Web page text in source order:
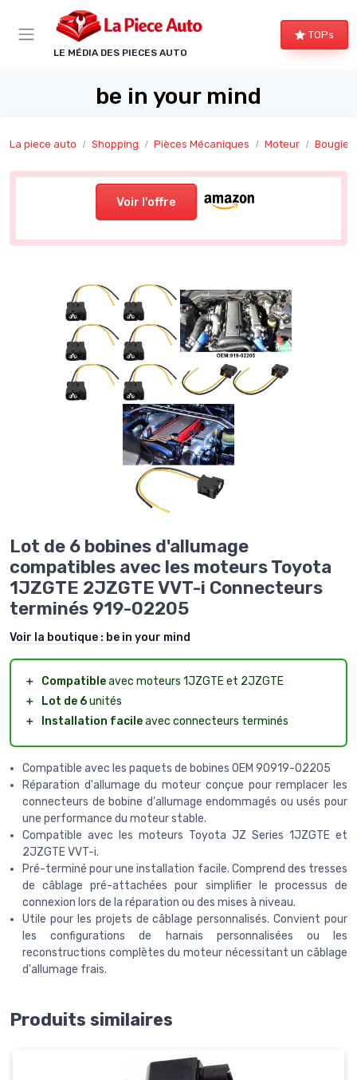
LE MÉDIA DES PIECES AUTO
TOPs
be in your mind
La piece auto Shopping Pièces Mécaniques Moteur
Voir l'offre
Lot de 6 bobines d'allumage
compatibles avec les moteurs Toyota
1JZGTE 2JZGTE VVT-i Connecteurs
terminés 919-02205
Voir la boutique : be in your mind
＋ Compatibleavec moteurs 1JZGTE et 2JZGTE
＋
Lot de 6unités
＋
Installation facileavec connecteurs terminés
Compatible avec les paquets de bobines OEM 90919-02205
Réparation d'allumage du moteur conçue pour remplacer les
connecteurs de bobine d'allumage endommagés ou usés pour
une performance du moteur stable.
Compatible avec les moteurs Toyota JZ Series 1JZGTE et
2JZGTE VVT-i.
Pré-terminé pour une installation facile. Comprend des tresses
de câblage pré-attachées pour simplifier le processus de
connexion lors de la réparation ou des mises à niveau.
Utile pour les projets de câblage personnalisés. Convient pour
les configurations de harnais personnalisées ou les
reconstructions complètes du moteur nécessitant un câblage
d'allumage frais.
Produits similaires
Panneau de gestion des cookies